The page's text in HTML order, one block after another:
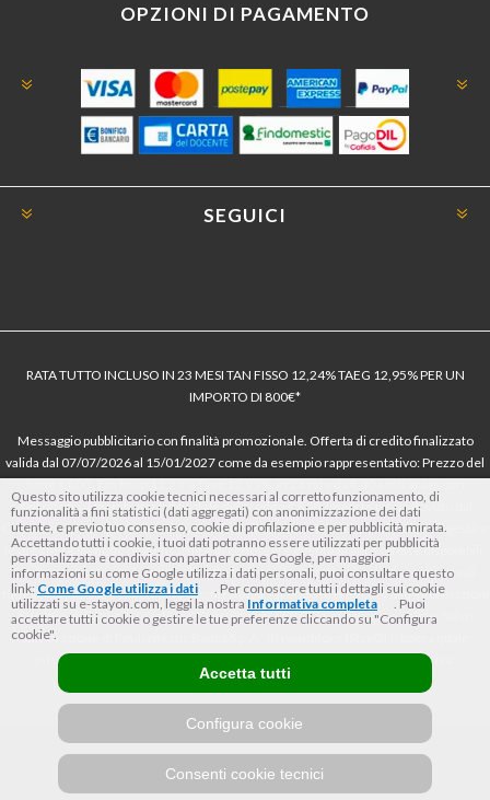
OPZIONI DI PAGAMENTO
SEGUICI
RATA TUTTO INCLUSO IN 23 MESI TAN FISSO 12,24% TAEG 12,95% PER UN
IMPORTO DI 800€*
Messaggio pubblicitario con finalità promozionale. Offerta di credito finalizzato
valida dal 07/07/2026 al 15/01/2027 come da esempio rappresentativo: Prezzo del
dell’offerta azzerati. Importo totale del credito € 800. Importo totale dovuto dal
Consumatore € 920. Decorrenza media della prima rata a 90 giorni. Al fine di gestire
le tue spese in modo responsabile e di conoscere eventuali altre offerte disponibili,
Findomestic ti ricorda, prima di sottoscrivere il contratto, di prendere visione di
tutte le condizioni economiche e contrattuali, facendo riferimento alle Informazioni
Europee di Base sul Credito ai Consumatori (IEBCC) nel percorso online. Salvo
approvazione di Findomestic Banca S.p.A.. Il rivenditore (StayON) opera quale
intermediario del credito per Findomestic Banca S.p.A., non in esclusiva.
Questo sito utilizza cookie tecnici necessari al corretto funzionamento, di
funzionalità a fini statistici (dati aggregati) con anonimizzazione dei dati
utente, e previo tuo consenso, cookie di profilazione e per pubblicità mirata.
Accettando tutti i cookie, i tuoi dati potranno essere utilizzati per pubblicità
personalizzata e condivisi con partner come Google, per maggiori
informazioni su come Google utilizza i dati personali, puoi consultare questo
link: Come Google utilizza i dati
. Per conoscere tutti i dettagli sui cookie
utilizzati su e-stayon.com, leggi la nostra Informativa completa
. Puoi
accettare tutti i cookie o gestire le tue preferenze cliccando su "Configura
cookie".
Consenti cookie tecnici
Configura cookie
Accetta tutti